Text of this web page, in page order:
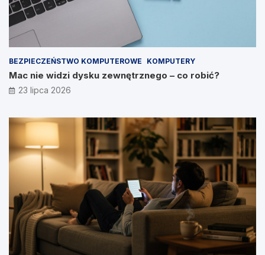
BEZPIECZEŃSTWO KOMPUTEROWE KOMPUTERY
Mac nie widzi dysku zewnętrznego – co robić?
23 lipca 2026